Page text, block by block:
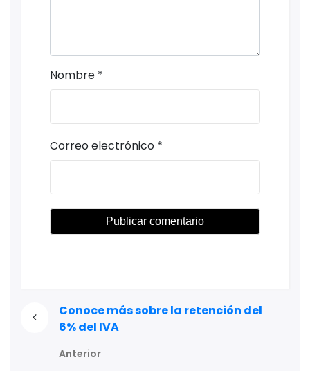
Nombre *
Correo electrónico *
Conoce más sobre la retención del
6% del IVA
Anterior